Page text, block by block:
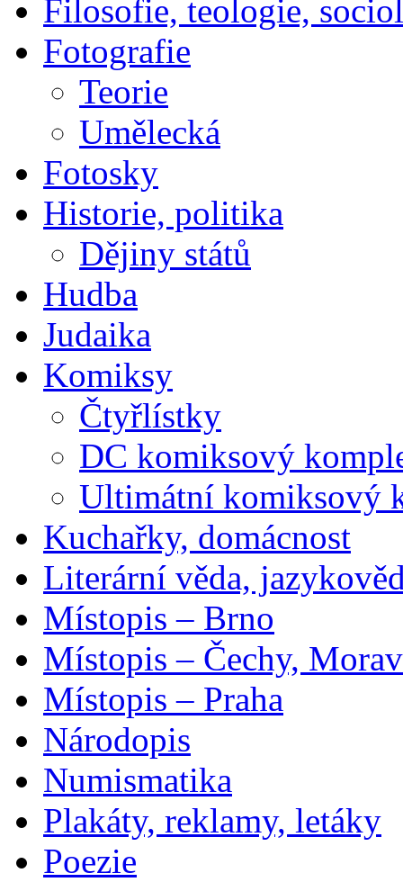
Filosofie, teologie,
Fotografie
Teorie
Umělecká
Fotosky
Historie, politika
Dějiny států
Hudba
Judaika
Komiksy
Čtyřlístky
DC komiksový
Ultimátní komiksový
Kuchařky, domácnost
Literární věda,
Místopis – Brno
Místopis – Čechy,
Místopis – Praha
Národopis
Numismatika
Plakáty, reklamy, letáky
Poezie